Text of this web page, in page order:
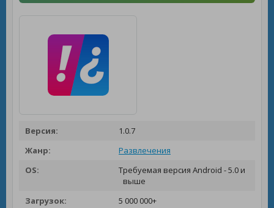
Версия:
1.0.7
Жанр:
Развлечения
OS:
Требуемая версия Android - 5.0 и
выше
Загрузок:
5 000 000+